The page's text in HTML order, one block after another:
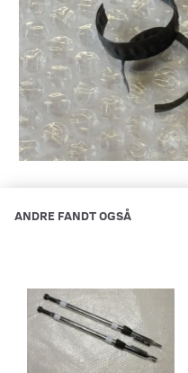
ANDRE FANDT OGSÅ